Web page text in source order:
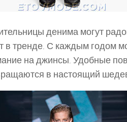
денима могут
в тренде. С каждым годом
на джинсы. Удобные
в настоящий